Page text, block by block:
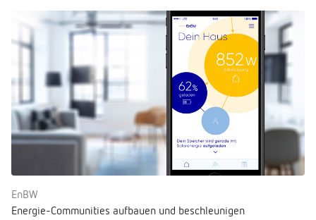
EnBW
Energie-Communities aufbauen und beschleunigen